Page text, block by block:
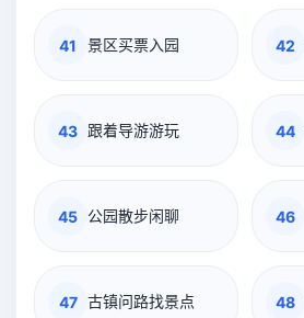
41 景区买票入园 42
43 跟着导游游玩 44
45 公园散步闲聊 46
47 古镇问路找景点 48